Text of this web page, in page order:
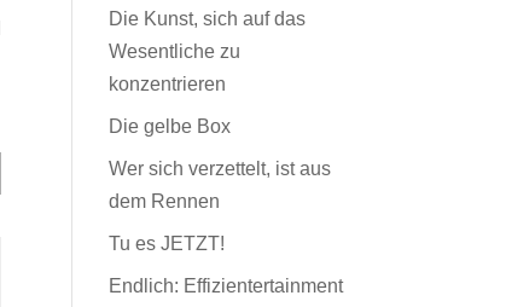
Die Kunst, sich auf das
Wesentliche zu
konzentrieren
Die gelbe Box
Wer sich verzettelt, ist aus
dem Rennen
Tu es JETZT!
Endlich: Effizientertainment